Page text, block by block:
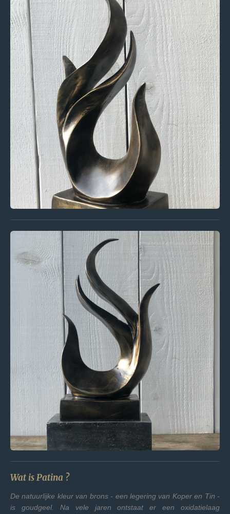
Wat is Patina ?
De natuurlijke kleur van brons - een legering van Koper en Tin -
is goudgeel. Na vele jaren ontstaat er een oxidatielaag